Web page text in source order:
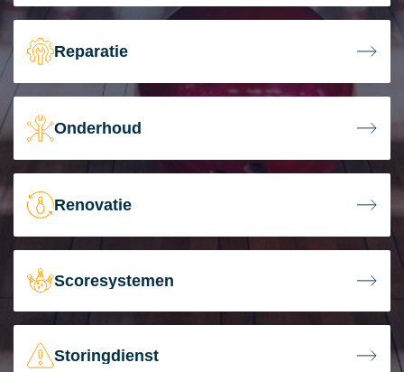
Reparatie
Onderhoud
Renovatie
Scoresystemen
Storingdienst